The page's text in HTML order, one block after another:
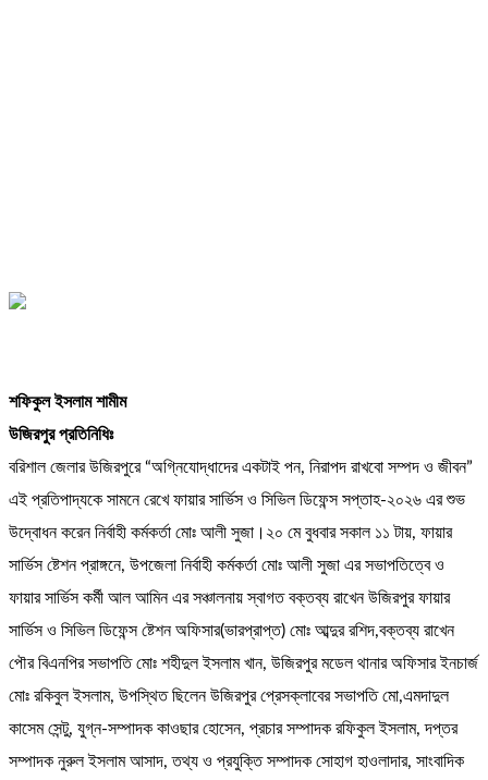
শফিকুল ইসলাম শামীম
উজিরপুর প্রতিনিধিঃ
বরিশাল জেলার উজিরপুরে “অগ্নিযোদ্ধাদের একটাই পন, নিরাপদ রাখবো সম্পদ ও জীবন”
এই প্রতিপাদ্যকে সামনে রেখে ফায়ার সার্ভিস ও সিভিল ডিফেন্স সপ্তাহ-২০২৬ এর শুভ
উদ্বোধন করেন নির্বাহী কর্মকর্তা মোঃ আলী সুজা।২০ মে বুধবার সকাল ১১ টায়, ফায়ার
সার্ভিস ষ্টেশন প্রাঙ্গনে, উপজেলা নির্বাহী কর্মকর্তা মোঃ আলী সুজা এর সভাপতিত্বে ও
ফায়ার সার্ভিস কর্মী আল আমিন এর সঞ্চালনায় স্বাগত বক্তব্য রাখেন উজিরপুর ফায়ার
সার্ভিস ও সিভিল ডিফেন্স ষ্টেশন অফিসার(ভারপ্রাপ্ত) মোঃ আব্দুর রশিদ,বক্তব্য রাখেন
পৌর বিএনপির সভাপতি মোঃ শহীদুল ইসলাম খান, উজিরপুর মডেল থানার অফিসার ইনচার্জ
মোঃ রকিবুল ইসলাম, উপস্থিত ছিলেন উজিরপুর প্রেসক্লাবের সভাপতি মো,এমদাদুল
কাসেম সেন্টু, যুগ্ন-সম্পাদক কাওছার হোসেন, প্রচার সম্পাদক রফিকুল ইসলাম, দপ্তর
সম্পাদক নুরুল ইসলাম আসাদ, তথ্য ও প্রযুক্তি সম্পাদক সোহাগ হাওলাদার, সাংবাদিক